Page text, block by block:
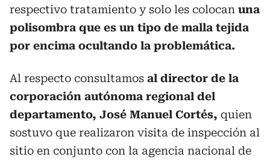
respectivo tratamiento y solo les colocan una
polisombra que es un tipo de malla tejida
por encima ocultando la problemática.
Al respecto consultamos al director de la
corporación autónoma regional del
departamento, José Manuel Cortés, quien
sostuvo que realizaron visita de inspección al
sitio en conjunto con la agencia nacional de